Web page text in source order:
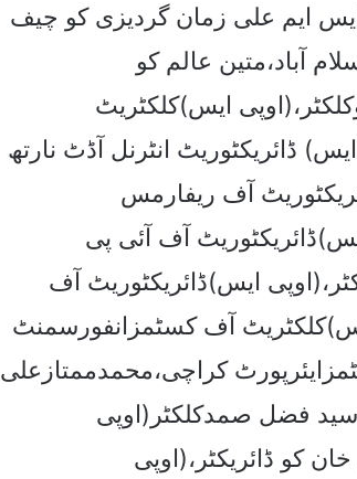
ایم علی زمان گردیزی کو چیف
آباد،متین عالم کو
تالپورکوکلکٹر،(اوپی ایس)کلکٹریٹ
ڈائریکٹوریٹ انٹرنل آڈٹ نارتھ
آف ریفارمس
آف آئی پی
ایس)ڈائریکٹوریٹ آف
آف کسٹمزانفورسمنٹ
کراچی،محمدممتازعلی
فضل صمدکلکٹر(اوپی
کو ڈائریکٹر،(اوپی